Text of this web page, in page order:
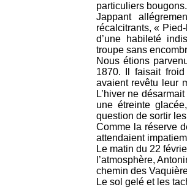
particuliers bougons.
Jappant
récalcitrants, «
d’une habileté
troupe sans
Nous étions
1870. Il faisait
avaient revêtu leur
L’hiver ne
une étreinte
question de sortir
Comme la réserve
attendaient
Le matin du 22
l’atmosphère,
chemin des
Le sol gelé et les